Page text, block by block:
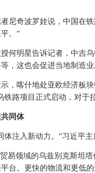
尼奇波罗娃说，中国在
。”
何明星告诉记者，中吉
，这也会促进当地制造
，喀什地处亚欧经济板
路项目正式启动，对
同体
注入新动力。”习近平
易领域的乌兹别克斯坦
台。更快的物流和更低